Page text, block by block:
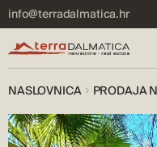
info@terradalmatica.hr
NASLOVNICA PRODAJA